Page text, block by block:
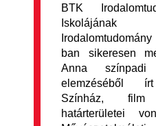
BTK
Iskolájának
ban sikeresen
Anna színpadi
elemzéséből
Színház,
határterületei